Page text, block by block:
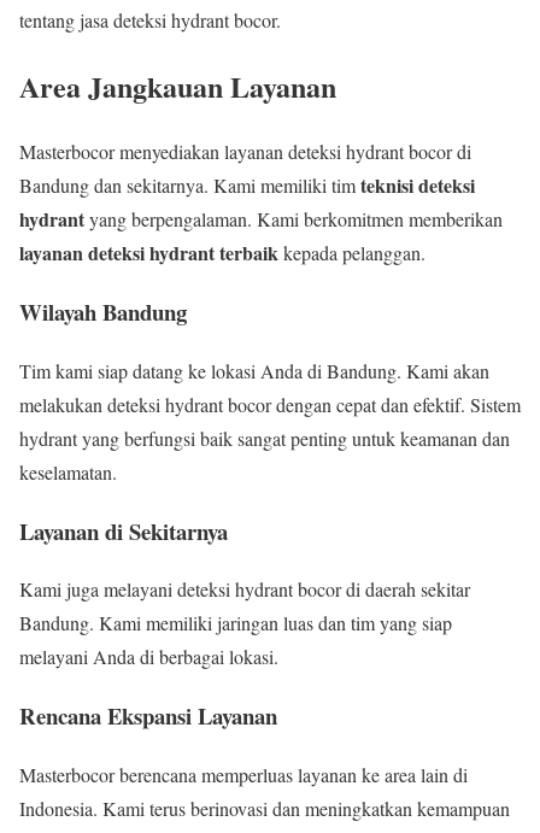
tentang jasa deteksi hydrant bocor.
Area Jangkauan Layanan
Masterbocor menyediakan layanan deteksi hydrant bocor di
Bandung dan sekitarnya. Kami memiliki timteknisi deteksi
hydrantyang berpengalaman. Kami berkomitmen memberikan
layanan deteksi hydrant terbaikkepada pelanggan.
Wilayah Bandung
Tim kami siap datang ke lokasi Anda di Bandung. Kami akan
melakukan deteksi hydrant bocor dengan cepat dan efektif. Sistem
hydrant yang berfungsi baik sangat penting untuk keamanan dan
keselamatan.
Layanan di Sekitarnya
Kami juga melayani deteksi hydrant bocor di daerah sekitar
Bandung. Kami memiliki jaringan luas dan tim yang siap
melayani Anda di berbagai lokasi.
Rencana Ekspansi Layanan
Masterbocor berencana memperluas layanan ke area lain di
Indonesia. Kami terus berinovasi dan meningkatkan kemampuan